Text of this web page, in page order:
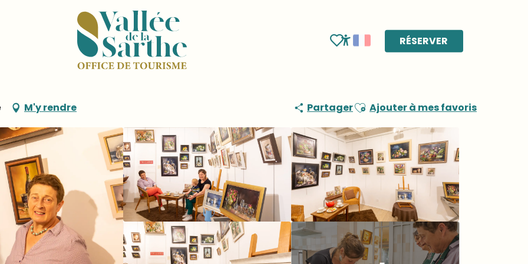
Accessibilité
Voir les favoris
RÉSERVER
M'y rendre PartagerAjouter aux favoris
Ajouter à mes favoris